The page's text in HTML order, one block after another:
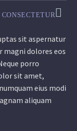
sit aspernatur
magni dolores eos
porro
sit amet,
eius modi
aliquam